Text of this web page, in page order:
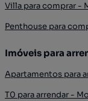
Villa para comprar -
Penthouse para
Imóveis para
Apartamentos para
T0 para arrendar -